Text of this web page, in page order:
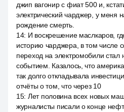
джип вагонир с фиат 500 и,
электрический чарджер, у меня
рождение смерть.
14: И воскрешение маслкаров,
историю чарджера, в том числе
переход на электромобили
событием. Казалось, что
так долго откладывала
отчёты о том, что через 10
15: Лет половина всех новых
журналисты писали о конце